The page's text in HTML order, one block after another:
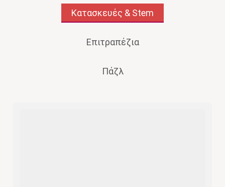
Κατασκευές & Stem
Επιτραπέζια
Πάζλ